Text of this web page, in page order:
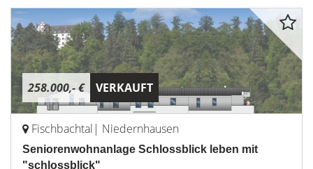
258.000,- € VERKAUFT
Fischbachtal| Niedernhausen
Seniorenwohnanlage Schlossblick leben mit
"schlossblick"